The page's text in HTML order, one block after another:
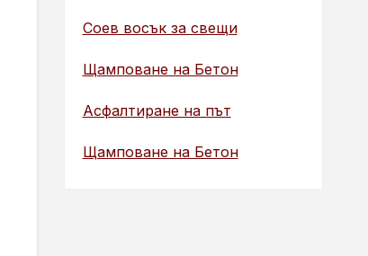
Соев восък за свещи
Щамповане на Бетон
Асфалтиране на път
Щамповане на Бетон